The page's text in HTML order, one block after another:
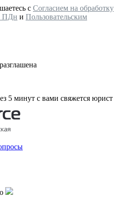
с Согласием на обработку
ПДн и Пользовательским
5 минут с вами свяжется юрист